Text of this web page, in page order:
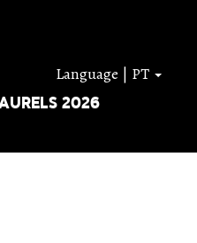
2026
Language | PT